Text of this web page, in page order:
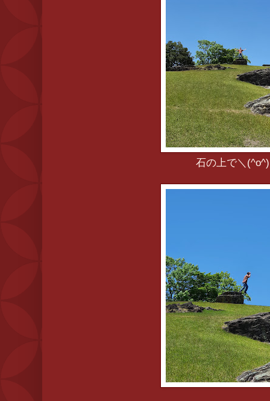
石の上で＼